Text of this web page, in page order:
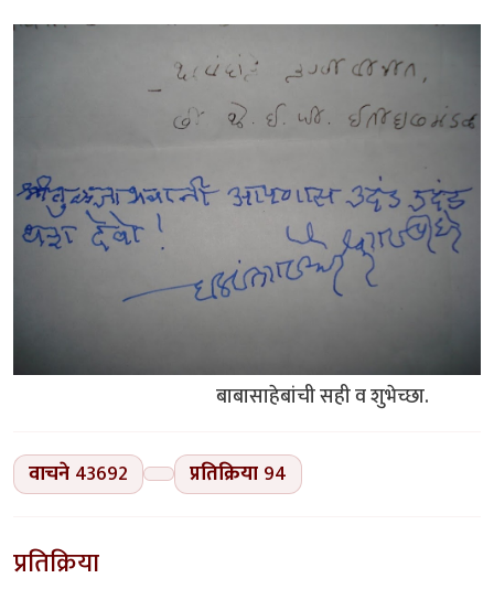
बाबासाहेबांची सही व शुभेच्छा.
वाचने 43692 प्रतिक्रिया 94
प्रतिक्रिया